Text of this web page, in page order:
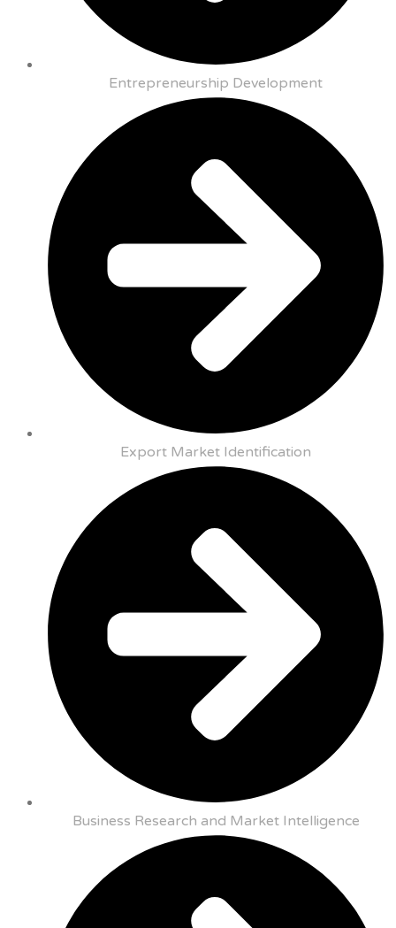
Entrepreneurship Development
Export Market Identification
Business Research and Market Intelligence